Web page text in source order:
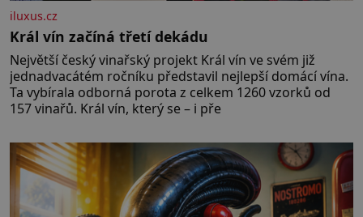
iluxus.cz
Král vín začíná třetí dekádu
Největší český vinařský projekt Král vín ve svém již
jednadvacátém ročníku představil nejlepší domácí vína.
Ta vybírala odborná porota z celkem 1260 vzorků od
157 vinařů. Král vín, který se – i pře